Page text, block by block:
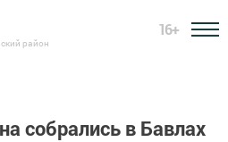
район
16+
собрались в Бавлах